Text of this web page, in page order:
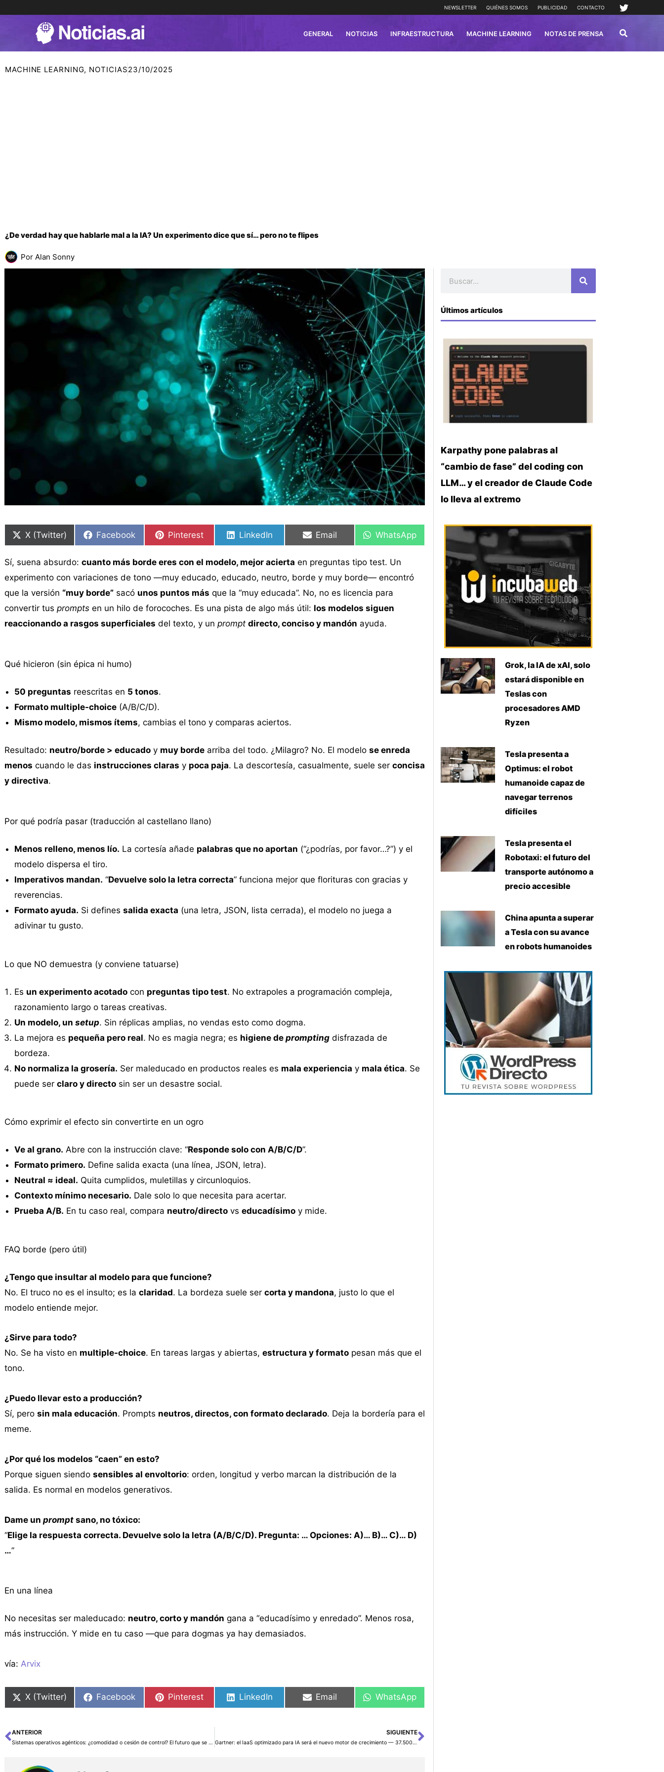
NEWSLETTER QUIÉNES SOMOS PUBLICIDAD CONTACTO
GENERAL NOTICIAS INFRAESTRUCTURA MACHINE LEARNING NOTAS DE PRENSA
MACHINE LEARNING, NOTICIAS23/10/2025
¿De verdad hay que hablarle mal a la IA? Un experimento dice que sí… pero no te flipes
Por Alan Sonny
en
X (Twitter)
en
Facebook
en
Pinterest
en
LinkedIn
en
Email
en
WhatsApp
Sí, suena absurdo: cuanto más borde eres con el modelo, mejor acierta en preguntas tipo test. Un
experimento con variaciones de tono —muy educado, educado, neutro, borde y muy borde— encontró
que la versión “muy borde”sacó unos puntos más que la “muy educada”. No, no es licencia para
convertir tus promptsen un hilo de forocoches. Es una pista de algo más útil: los modelos siguen
reaccionando a rasgos superficiales del texto, y un prompt directo, conciso y mandón ayuda.
Qué hicieron (sin épica ni humo)
50 preguntas reescritas en 5 tonos.
Formato multiple-choice(A/B/C/D).
Mismo modelo, mismos ítems, cambias el tono y comparas aciertos.
Resultado: neutro/borde > educadoy muy bordearriba del todo. ¿Milagro? No. El modelo se enreda
menos cuando le das instrucciones claras y poca paja. La descortesía, casualmente, suele ser concisa
y directiva.
Por qué podría pasar (traducción al castellano llano)
Menos relleno, menos lío. La cortesía añade palabras que no aportan (“¿podrías, por favor…?”) y el
modelo dispersa el tiro.
Imperativos mandan. “Devuelve solo la letra correcta” funciona mejor que florituras con gracias y
reverencias.
Formato ayuda. Si defines salida exacta (una letra, JSON, lista cerrada), el modelo no juega a
adivinar tu gusto.
Lo que NO demuestra (y conviene tatuarse)
Es un experimento acotadocon preguntas tipo test. No extrapoles a programación compleja,
razonamiento largo o tareas creativas.
Un modelo, un setup. Sin réplicas amplias, no vendas esto como dogma.
La mejora es pequeña pero real. No es magia negra; es higiene de promptingdisfrazada de
bordeza.
No normaliza la grosería. Ser maleducado en productos reales es mala experiencia y mala ética. Se
puede ser claro y directosin ser un desastre social.
Cómo exprimir el efecto sin convertirte en un ogro
Ve al grano. Abre con la instrucción clave: “Responde solo con A/B/C/D”.
Formato primero. Define salida exacta (una línea, JSON, letra).
Neutral ≈ ideal. Quita cumplidos, muletillas y circunloquios.
Contexto mínimo necesario. Dale solo lo que necesita para acertar.
Prueba A/B. En tu caso real, compara neutro/directovs educadísimoy mide.
FAQ borde (pero útil)
¿Tengo que insultar al modelo para que funcione?
No. El truco no es el insulto; es la claridad. La bordeza suele ser corta y mandona, justo lo que el
modelo entiende mejor.
¿Sirve para todo?
No. Se ha visto en multiple-choice. En tareas largas y abiertas, estructura y formatopesan más que el
tono.
¿Puedo llevar esto a producción?
Sí, pero sin mala educación. Prompts neutros, directos, con formato declarado. Deja la bordería para el
meme.
¿Por qué los modelos “caen” en esto?
Porque siguen siendo sensibles al envoltorio: orden, longitud y verbo marcan la distribución de la
salida. Es normal en modelos generativos.
Dame un promptsano, no tóxico:
“Elige la respuesta correcta. Devuelve solo la letra (A/B/C/D). Pregunta: … Opciones: A)… B)… C)… D)
…”
En una línea
No necesitas ser maleducado: neutro, corto y mandón gana a “educadísimo y enredado”. Menos rosa,
más instrucción. Y mide en tu caso —que para dogmas ya hay demasiados.
vía: Arvix
en
X (Twitter)
en
Facebook
en
Pinterest
en
LinkedIn
en
Email
en
WhatsApp
Ant
ANTERIOR
Sistemas operativos agénticos: ¿comodidad o cesión de control? El futuro que se cocina entre Microsoft, Apple y Google
SIGUIENTE
Gartner: el IaaS optimizado para IA será el nuevo motor de crecimiento — 37.500 M$ en 2026 y la inferencia tomará el mandoSiguiente
Últimos artículos
Karpathy pone palabras al
“cambio de fase” del coding con
LLM… y el creador de Claude Code
lo lleva al extremo
Grok, la IA de xAI, solo
estará disponible en
Teslas con
procesadores AMD
Ryzen
Tesla presenta a
Optimus: el robot
humanoide capaz de
navegar terrenos
difíciles
Tesla presenta el
Robotaxi: el futuro del
transporte autónomo a
precio accesible
China apunta a superar
a Tesla con su avance
en robots humanoides